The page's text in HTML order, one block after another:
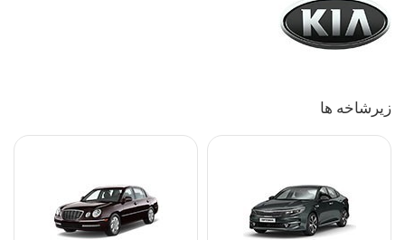
آخرین مطالب
زیرشاخه ها